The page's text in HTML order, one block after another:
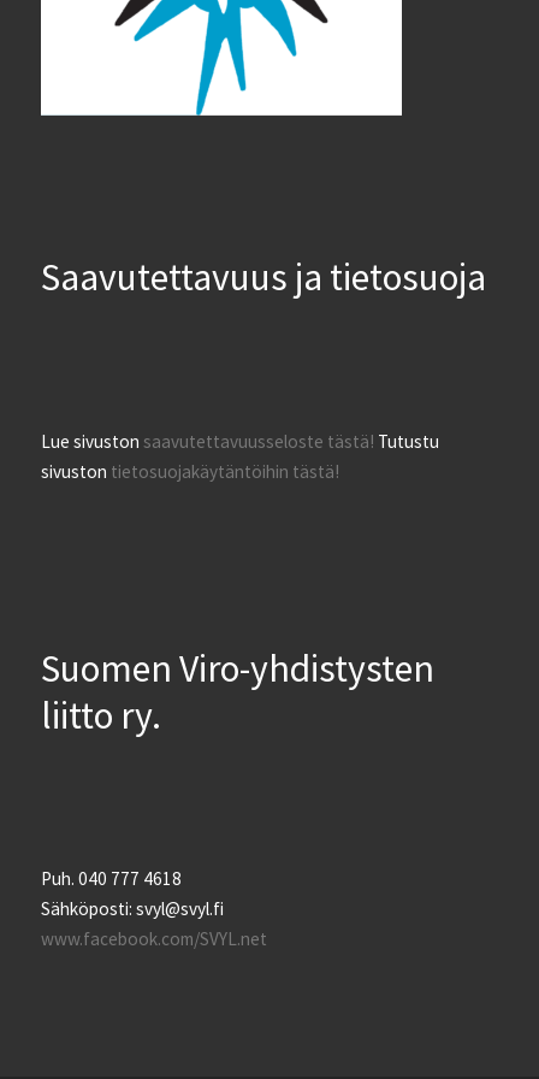
Saavutettavuus ja tietosuoja
Lue sivustonsaavutettavuusseloste tästä! Tutustu
sivuston tietosuojakäytäntöihin tästä!
Suomen Viro-yhdistysten
liitto ry.
Puh. 040 777 4618
Sähköposti: svyl@svyl.fi
www.facebook.com/SVYL.net